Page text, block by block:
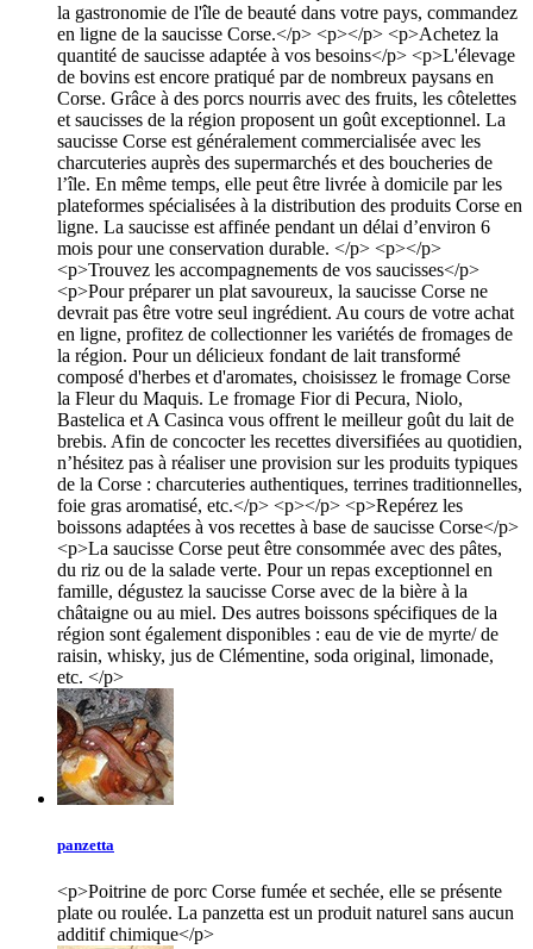
la gastronomie de l'île de beauté dans votre pays, commandez
en ligne de la saucisse Corse.</p> <p></p> <p>Achetez la
quantité de saucisse adaptée à vos besoins</p> <p>L'élevage
de bovins est encore pratiqué par de nombreux paysans en
Corse. Grâce à des porcs nourris avec des fruits, les côtelettes
et saucisses de la région proposent un goût exceptionnel. La
saucisse Corse est généralement commercialisée avec les
charcuteries auprès des supermarchés et des boucheries de
l’île. En même temps, elle peut être livrée à domicile par les
plateformes spécialisées à la distribution des produits Corse en
ligne. La saucisse est affinée pendant un délai d’environ 6
mois pour une conservation durable. </p> <p></p>
<p>Trouvez les accompagnements de vos saucisses</p>
<p>Pour préparer un plat savoureux, la saucisse Corse ne
devrait pas être votre seul ingrédient. Au cours de votre achat
en ligne, profitez de collectionner les variétés de fromages de
la région. Pour un délicieux fondant de lait transformé
composé d'herbes et d'aromates, choisissez le fromage Corse
la Fleur du Maquis. Le fromage Fior di Pecura, Niolo,
Bastelica et A Casinca vous offrent le meilleur goût du lait de
brebis. Afin de concocter les recettes diversifiées au quotidien,
n’hésitez pas à réaliser une provision sur les produits typiques
de la Corse : charcuteries authentiques, terrines traditionnelles,
foie gras aromatisé, etc.</p> <p></p> <p>Repérez les
boissons adaptées à vos recettes à base de saucisse Corse</p>
<p>La saucisse Corse peut être consommée avec des pâtes,
du riz ou de la salade verte. Pour un repas exceptionnel en
famille, dégustez la saucisse Corse avec de la bière à la
châtaigne ou au miel. Des autres boissons spécifiques de la
région sont également disponibles : eau de vie de myrte/ de
raisin, whisky, jus de Clémentine, soda original, limonade,
etc. </p>
panzetta
<p>Poitrine de porc Corse fumée et sechée, elle se présente
plate ou roulée. La panzetta est un produit naturel sans aucun
additif chimique</p>